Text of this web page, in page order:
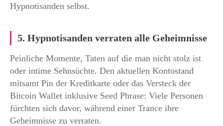
Hypnotisanden selbst.
5. Hypnotisanden verraten alle Geheimnisse
Peinliche Momente, Taten auf die man nicht stolz ist
oder intime Sehnsüchte. Den aktuellen Kontostand
mitsamt Pin der Kreditkarte oder das Versteck der
Bitcoin Wallet inklusive Seed Phrase: Viele Personen
fürchten sich davor, während einer Trance ihre
Geheimnisse zu verraten.